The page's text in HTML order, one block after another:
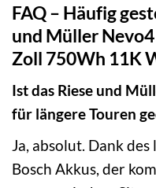
FAQ – Häufig
und Müller
Zoll 750Wh 11K
Ist das Riese und
für längere Touren
Ja, absolut. Dank
Bosch Akkus, der